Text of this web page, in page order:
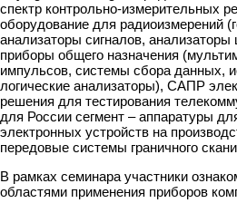
спектр контрольно-измерительных
оборудование для радиоизмерений
анализаторы сигналов,
приборы общего назначения
импульсов, системы сбора данных,
логические анализаторы), САПР
решения для тестирования
для России сегмент – аппаратуры
электронных устройств на
передовые системы граничного
В рамках семинара участники
областями применения приборов